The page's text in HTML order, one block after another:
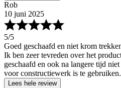
Rob
10 juni 2025
5/5
Goed geschaafd en niet krom
Ik ben zeer tevreden over het
geschaafd en ook na langere tijd
voor constructiewerk is te
Lees hele review